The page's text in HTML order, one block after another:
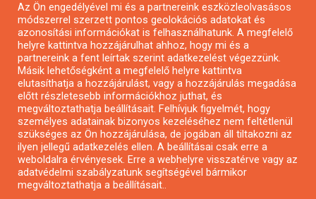
Pályázatok magánszemélyeknek
Pályázatok civil szervezeteknek
Pályázatok vállalkozásoknak
Önkormányzati pályázatok
Mezőgazdasági pályázatok
Falusi turizmus pályázatok
Napelem pályázatok
GINOP pályázatok
Az Ön engedélyével mi és a partnereink eszközleolvasásos
módszerrel szerzett pontos geolokációs adatokat és
azonosítási információkat is felhasználhatunk. A megfelelő
helyre kattintva hozzájárulhat ahhoz, hogy mi és a
partnereink a fent leírtak szerint adatkezelést végezzünk.
Másik lehetőségként a megfelelő helyre kattintva
elutasíthatja a hozzájárulást, vagy a hozzájárulás megadása
előtt részletesebb információkhoz juthat, és
megváltoztathatja beállításait. Felhívjuk figyelmét, hogy
személyes adatainak bizonyos kezeléséhez nem feltétlenül
szükséges az Ön hozzájárulása, de jogában áll tiltakozni az
ilyen jellegű adatkezelés ellen. A beállításai csak erre a
weboldalra érvényesek. Erre a webhelyre visszatérve vagy az
adatvédelmi szabályzatunk segítségével bármikor
megváltoztathatja a beállításait..